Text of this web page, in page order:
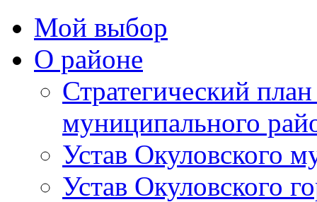
Мой выбор
О районе
Стратегический
муниципального
Устав Окуловского
Устав Окуловского